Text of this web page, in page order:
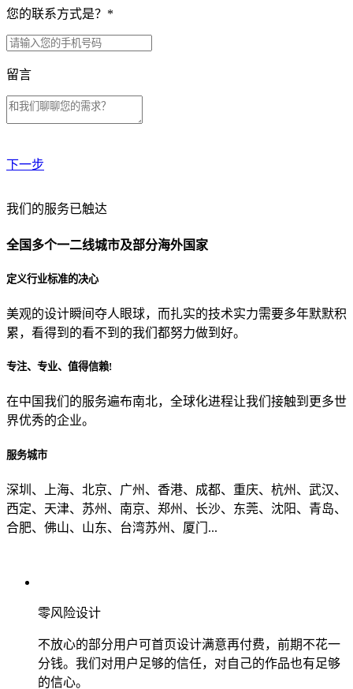
您的联系方式是？ *
留言
下一步
贵公司预算范围是？
贵公司的团队规模是？
目前主要的营销渠道是？
我们的服务已触达
全国多个一二线城市及部分海外国家
定义行业标准的决心
美观的设计瞬间夺人眼球，而扎实的技术实力需要多年默默积
累，看得到的看不到的我们都努力做到好。
专注、专业、值得信赖!
在中国我们的服务遍布南北，全球化进程让我们接触到更多世
界优秀的企业。
服务城市
深圳、上海、北京、广州、香港、成都、重庆、杭州、武汉、
西定、天津、苏州、南京、郑州、长沙、东莞、沈阳、青岛、
合肥、佛山、山东、台湾苏州、厦门...
零风险设计
不放心的部分用户可首页设计满意再付费，前期不花一
分钱。我们对用户足够的信任，对自己的作品也有足够
的信心。